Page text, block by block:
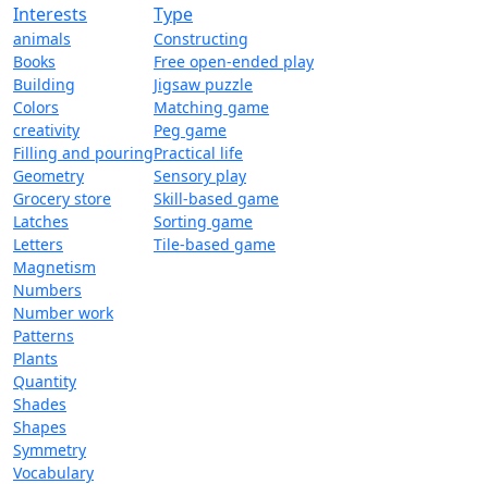
Interests
animals
Books
Building
Colors
creativity
Filling and pouring
Geometry
Grocery store
Latches
Letters
Magnetism
Numbers
Number work
Patterns
Plants
Quantity
Shades
Shapes
Symmetry
Vocabulary
Type
Constructing
Free open-ended play
Jigsaw puzzle
Matching game
Peg game
Practical life
Sensory play
Skill-based game
Sorting game
Tile-based game